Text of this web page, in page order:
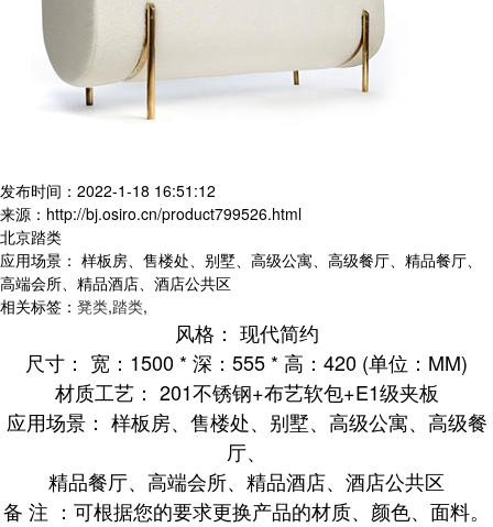
发布时间：2022-1-18 16:51:12
来源：http://bj.osiro.cn/product799526.html
北京踏类
应用场景： 样板房、售楼处、别墅、高级公寓、高级餐厅、精品餐厅、
高端会所、精品酒店、酒店公共区
相关标签： 凳类,踏类,
风格： 现代简约
尺寸： 宽：1500 * 深：555 * 高：420 (单位：MM)
材质工艺： 201不锈钢+布艺软包+E1级夹板
应用场景： 样板房、售楼处、别墅、高级公寓、高级餐
厅、
精品餐厅、高端会所、精品酒店、酒店公共区
备 注 ：可根据您的要求更换产品的材质、颜色、面料。